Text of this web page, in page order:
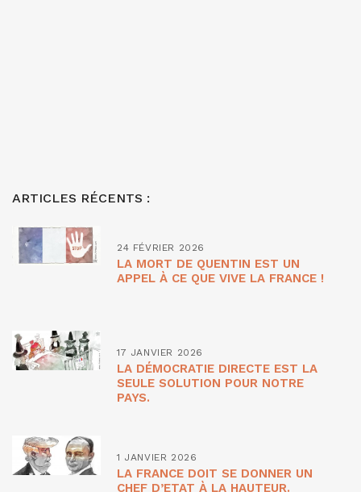
ARTICLES RÉCENTS :
24 FÉVRIER 2026
LA MORT DE QUENTIN EST UN
APPEL À CE QUE VIVE LA FRANCE !
17 JANVIER 2026
LA DÉMOCRATIE DIRECTE EST LA
SEULE SOLUTION POUR NOTRE
PAYS.
1 JANVIER 2026
LA FRANCE DOIT SE DONNER UN
CHEF D’ETAT À LA HAUTEUR.